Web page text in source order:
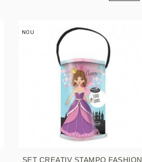
NOU
SET CREATIV STAMPO FASHION